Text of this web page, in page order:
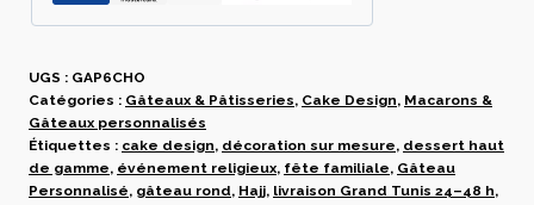
et
élégant
UGS : GAP6CHO
Catégories : Gâteaux & Pâtisseries, Cake Design, Macarons &
Gâteaux personnalisés
Étiquettes : cake design, décoration sur mesure, dessert haut
de gamme, événement religieux, fête familiale, Gâteau
Personnalisé, gâteau rond, Hajj, livraison Grand Tunis 24–48 h,